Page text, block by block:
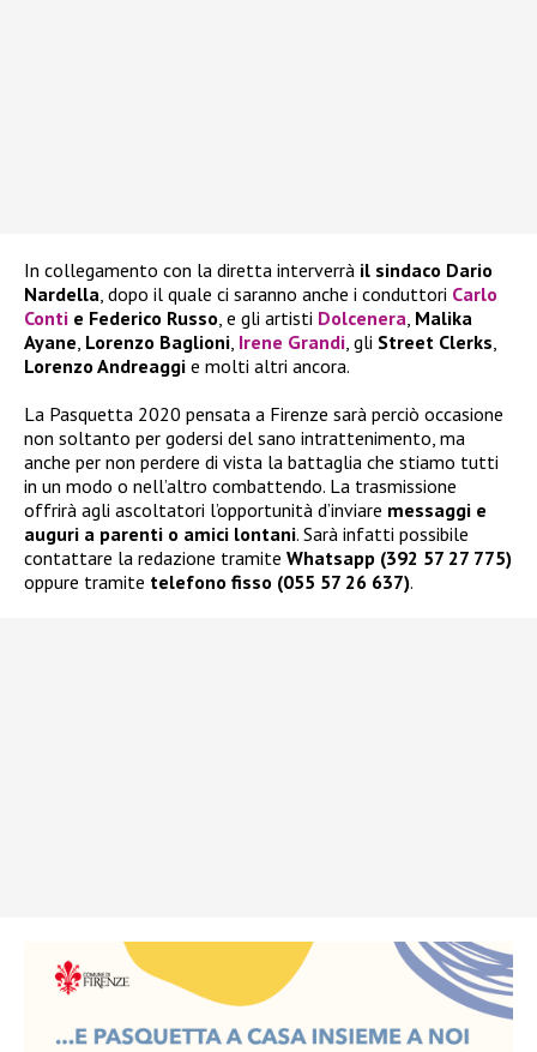
In collegamento con la diretta interverrà il sindaco Dario
Nardella , dopo il quale ci saranno anche i conduttori Carlo
Conti e Federico Russo , e gli artisti Dolcenera Malika
Ayane Lorenzo Baglioni Irene Grandi , gli Street Clerks
Lorenzo Andreaggi e molti altri ancora.
La Pasquetta 2020 pensata a Firenze sarà perciò occasione
non soltanto per godersi del sano intrattenimento, ma
anche per non perdere di vista la battaglia che stiamo tutti
in un modo o nell’altro combattendo. La trasmissione
offrirà agli ascoltatori l’opportunità d’inviare messaggi e
auguri a parenti o amici lontani. Sarà infatti possibile
contattare la redazione tramite Whatsapp (392 57 27 775)
oppure tramite telefono fisso (055 57 26 637).